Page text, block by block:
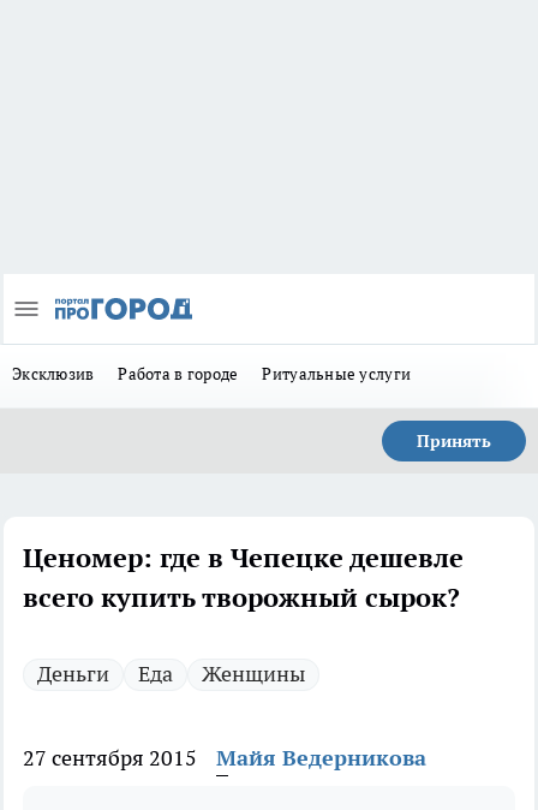
Эксклюзив Работа в городе Ритуальные услуги
Принять
Ценомер: где в Чепецке дешевле
всего купить творожный сырок?
Деньги Еда Женщины
27 сентября 2015 Майя Ведерникова